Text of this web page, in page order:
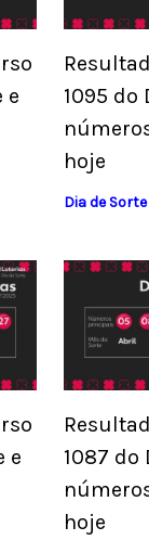
e
1095 do
hoje
Dia de Sorte
e
1087 do
hoje